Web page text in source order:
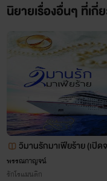
นิยายเรื่องอื่นๆ ที่เกี่
วิมานรักมาเฟียร้าย (เปิด
งสือทำมือ+อีบุ๊ค)
พรรณกาญจน์
รักโรแมนติก